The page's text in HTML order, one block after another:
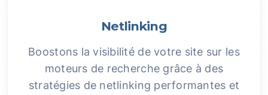
Netlinking
Boostons la visibilité de votre site sur les
moteurs de recherche grâce à des
stratégies de netlinking performantes et